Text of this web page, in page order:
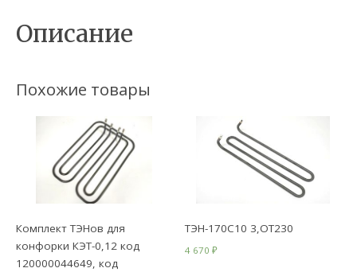
Описание
Похожие товары
Комплект ТЭНов для
конфорки КЭТ-0,12 код
120000044649, код
ТЭН-170С10 3,ОТ230
4 670₽